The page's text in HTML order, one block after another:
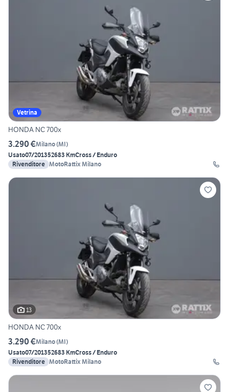
Vetrina
HONDA NC 700x
3.290 €Milano(MI)
Usato07/201352683 KmCross / Enduro
Rivenditore MotoRattix Milano
13
HONDA NC 700x
3.290 €Milano(MI)
Usato07/201352683 KmCross / Enduro
Rivenditore MotoRattix Milano